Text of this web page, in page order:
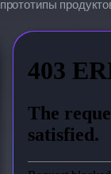
прототипы